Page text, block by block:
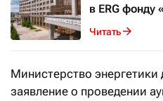
в ERG
Читать
Министерство
заявление о проведении